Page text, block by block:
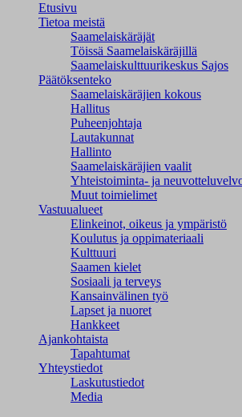
Etusivu
Tietoa meistä
Saamelaiskäräjät
Töissä Saamelaiskäräjillä
Saamelaiskulttuuri­keskus Sajos
Päätöksenteko
Saamelaiskäräjien kokous
Hallitus
Puheenjohtaja
Lautakunnat
Hallinto
Saamelaiskäräjien vaalit
Yhteistoiminta- ja
Muut toimielimet
Vastuualueet
Elinkeinot, oikeus ja ympäristö
Koulutus ja oppimateriaali
Kulttuuri
Saamen kielet
Sosiaali ja terveys
Kansainvälinen työ
Lapset ja nuoret
Hankkeet
Ajankohtaista
Tapahtumat
Yhteystiedot
Laskutustiedot
Media